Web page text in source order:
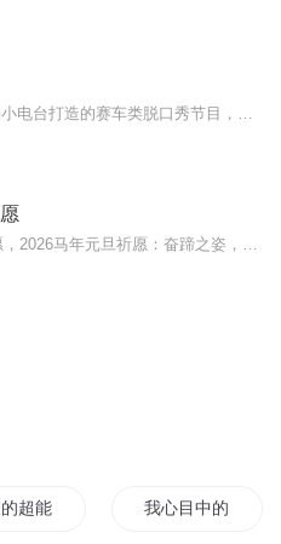
超能力节目开始 我心目中的修仙